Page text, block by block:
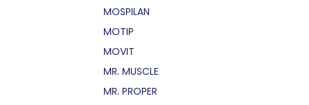
MOSPILAN
MOTIP
MOVIT
MR. MUSCLE
MR. PROPER